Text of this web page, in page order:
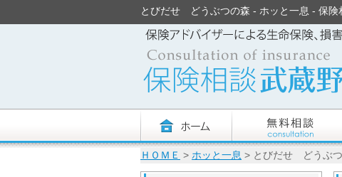
とびだせ どうぶつの森 - ホッと一息 - 保険
ＨＯＭＥ > ホッと一息 > とびだせ どうぶ